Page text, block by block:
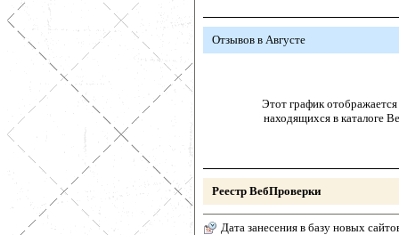
Отзывов в Августе
Этот график отображается
находящихся в каталоге
Реестр ВебПроверки
Дата занесения в базу новых